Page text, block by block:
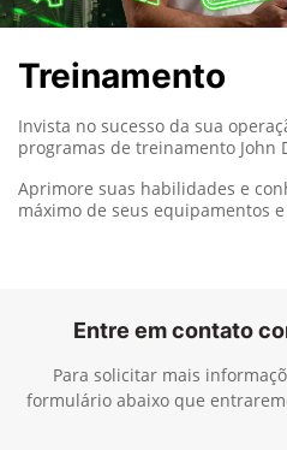
Treinamento
Invista no sucesso da sua
programas de treinamento John
Aprimore suas habilidades e
máximo de seus equipamentos
Entre em contato
Para solicitar mais
formulário abaixo que